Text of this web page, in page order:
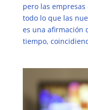
pero las
todo lo que las
es una afirmación
tiempo,